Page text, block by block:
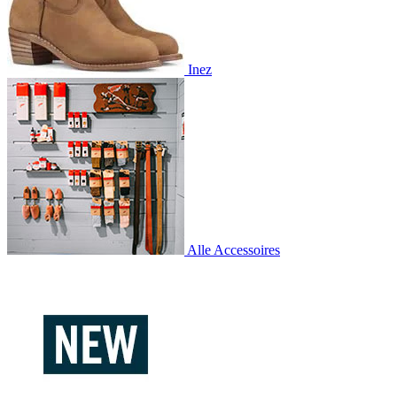
Inez
Alle Accessoires